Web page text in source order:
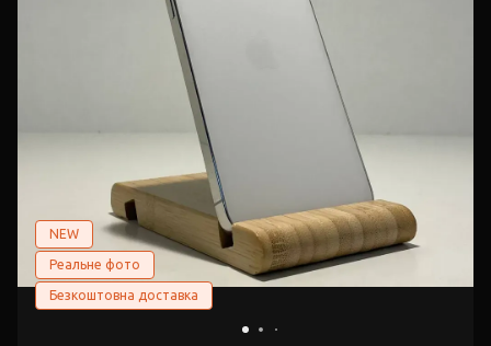
NEW
Реальне фото
Безкоштовна доставка